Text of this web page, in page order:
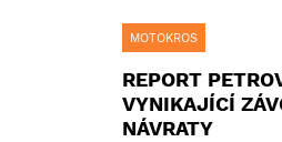
MOTOKROS
REPORT
VYNIKAJÍCÍ
NÁVRATY